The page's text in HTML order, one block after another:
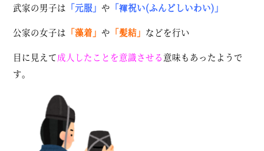
武家の男子は 「元服」や 「褌祝い(ふんどしいわい)」
公家の女子は 「藻着」や 「髪結」 などを行い
目に見えて成人したことを意識させる意味もあったようで
す。